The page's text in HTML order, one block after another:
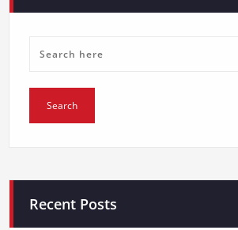
Recent Posts